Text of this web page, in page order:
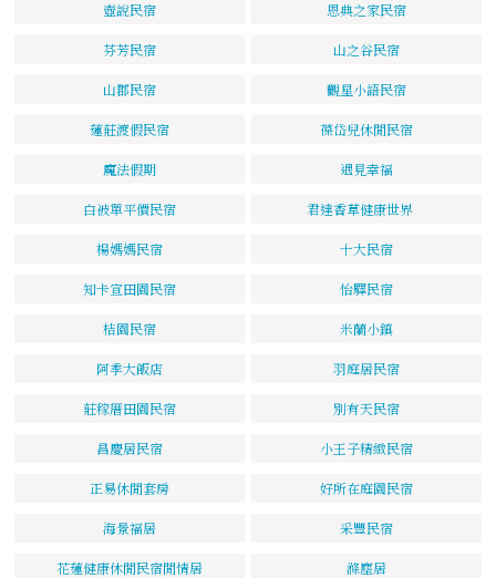
壺說民宿 恩典之家民宿
芬芳民宿 山之谷民宿
山郡民宿 觀星小語民宿
蓮莊渡假民宿 葆岱兒休閒民宿
魔法假期 遇見幸福
白被單平價民宿 君達香草健康世界
楊媽媽民宿 十大民宿
知卡宣田園民宿 怡驛民宿
桔園民宿 米蘭小鎮
阿季大飯店 羽庭居民宿
莊稼厝田園民宿 別有天民宿
昌慶居民宿 小王子精緻民宿
正易休閒套房 好所在庭園民宿
海景福居 采豐民宿
花蓮健康休閒民宿閒情居 滌塵居